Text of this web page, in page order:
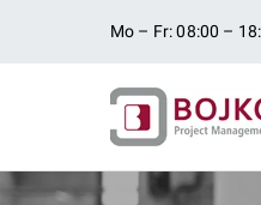
Mo – Fr: 08:00 –